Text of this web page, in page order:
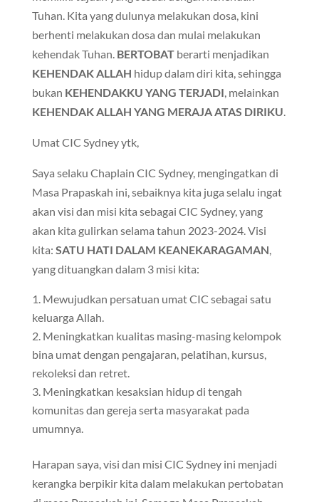
Tuhan. Kita yang dulunya melakukan dosa, kini
berhenti melakukan dosa dan mulai melakukan
kehendak Tuhan. BERTOBATberarti menjadikan
KEHENDAK ALLAH hidup dalam diri kita, sehingga
bukan KEHENDAKKU YANG TERJADI, melainkan
KEHENDAK ALLAH YANG MERAJA ATAS DIRIKU.
Umat CIC Sydney ytk,
Saya selaku Chaplain CIC Sydney, mengingatkan di
Masa Prapaskah ini, sebaiknya kita juga selalu ingat
akan visi dan misi kita sebagai CIC Sydney, yang
akan kita gulirkan selama tahun 2023-2024. Visi
kita: SATU HATI DALAM KEANEKARAGAMAN,
yang dituangkan dalam 3 misi kita:
Mewujudkan persatuan umat CIC sebagai satu
keluarga Allah.
Meningkatkan kualitas masing-masing kelompok
bina umat dengan pengajaran, pelatihan, kursus,
rekoleksi dan retret.
Meningkatkan kesaksian hidup di tengah
komunitas dan gereja serta masyarakat pada
umumnya.
Harapan saya, visi dan misi CIC Sydney ini menjadi
kerangka berpikir kita dalam melakukan pertobatan